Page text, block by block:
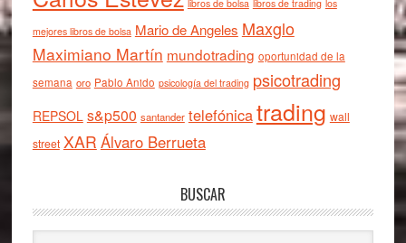
libros de bolsa libros de trading los
mejores libros de bolsa Mario de Angeles Maxglo
Maximiano Martín mundotrading oportunidad de la
semana oro Pablo Anido psicología del trading psicotrading
REPSOL s&p500 santander telefónicatrading wall
street XAR Álvaro Berrueta
BUSCAR